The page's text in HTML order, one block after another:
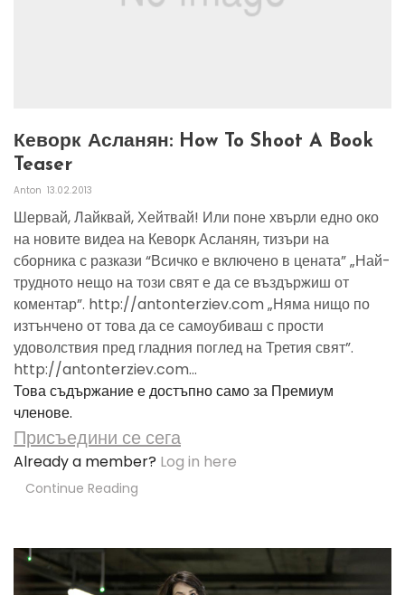
Кеворк Асланян: How To Shoot A Book
Teaser
Anton 13.02.2013
Шервай, Лайквай, Хейтвай! Или поне хвърли едно око
на новите видеа на Кеворк Асланян, тизъри на
сборника с разкази “Всичко е включено в цената” „Най-
трудното нещо на този свят е да се въздържиш от
коментар”. http://antonterziev.com „Няма нищо по
изтънчено от това да се самоубиваш с прости
удоволствия пред гладния поглед на Третия свят”.
http://antonterziev.com...
Това съдържание е достъпно само за Премиум
членове.
Присъедини се сега
Already a member? Log in here
Continue Reading